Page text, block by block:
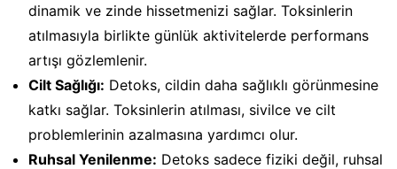
dinamik ve zinde hissetmenizi sağlar. Toksinlerin
atılmasıyla birlikte günlük aktivitelerde performans
artışı gözlemlenir.
Cilt Sağlığı: Detoks, cildin daha sağlıklı görünmesine
katkı sağlar. Toksinlerin atılması, sivilce ve cilt
problemlerinin azalmasına yardımcı olur.
Ruhsal Yenilenme: Detoks sadece fiziki değil, ruhsal